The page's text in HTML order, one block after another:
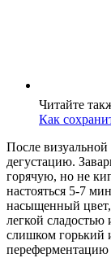
Читайте
Как
После визуальной
дегустацию.
горячую, но не
настояться 5-7
насыщенный
легкой сладостью
слишком горький
переферментацию